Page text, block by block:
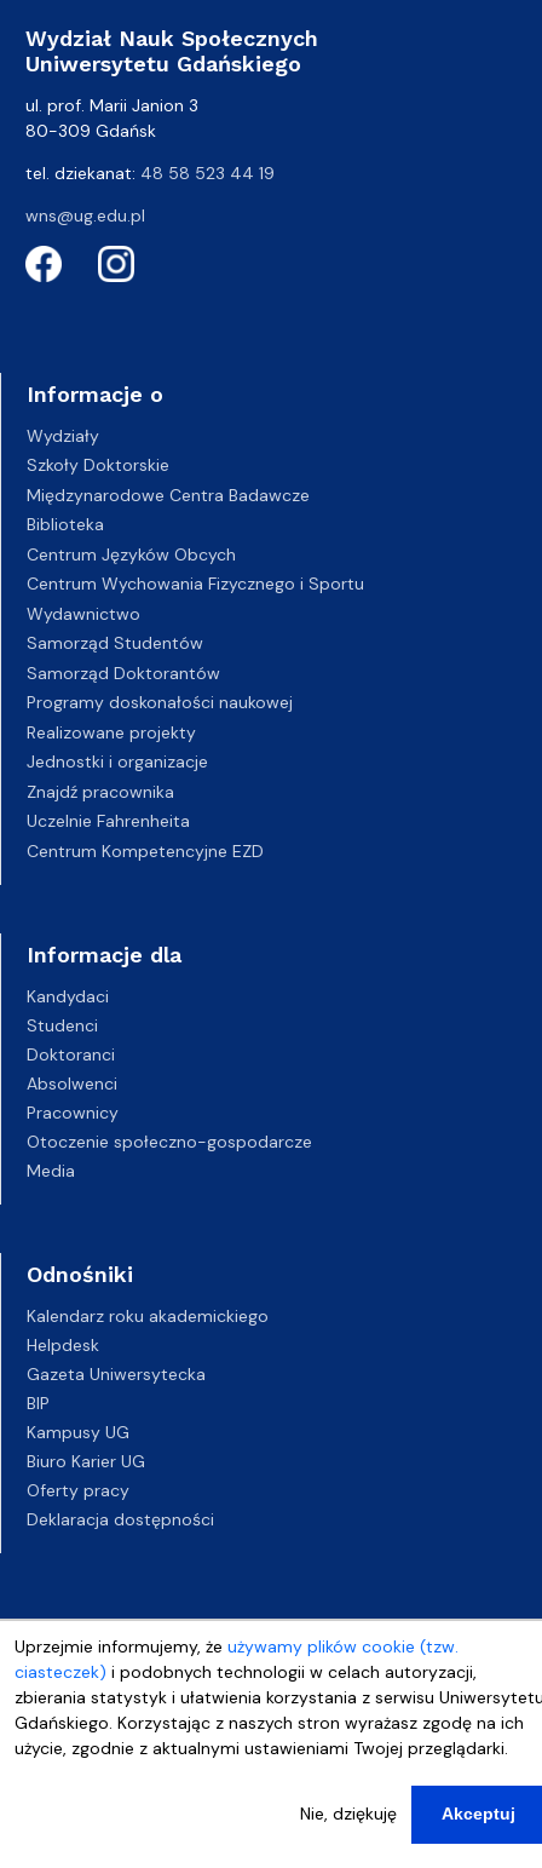
Uprzejmie informujemy, że używamy plików cookie (tzw.
ciasteczek) i podobnych technologii w celach autoryzacji,
zbierania statystyk i ułatwienia korzystania z serwisu
Gdańskiego. Korzystając z naszych stron wyrażasz zgodę na ich
użycie, zgodnie z aktualnymi ustawieniami Twojej przeglądarki.
Nie, dziękuję Akceptuj
Wydział Nauk Społecznych
Uniwersytetu Gdańskiego
ul. prof. Marii Janion 3
80-309 Gdańsk
tel. dziekanat: 48 58 523 44 19
wns@ug.edu.pl
Informacje o
Wydziały
Szkoły Doktorskie
Międzynarodowe Centra Badawcze
Biblioteka
Centrum Języków Obcych
Centrum Wychowania Fizycznego i Sportu
Wydawnictwo
Samorząd Studentów
Samorząd Doktorantów
Programy doskonałości naukowej
Realizowane projekty
Jednostki i organizacje
Znajdź pracownika
Uczelnie Fahrenheita
Centrum Kompetencyjne EZD
Informacje dla
Kandydaci
Studenci
Doktoranci
Absolwenci
Pracownicy
Otoczenie społeczno-gospodarcze
Media
Odnośniki
Kalendarz roku akademickiego
Helpdesk
Gazeta Uniwersytecka
BIP
Kampusy UG
Biuro Karier UG
Oferty pracy
Deklaracja dostępności